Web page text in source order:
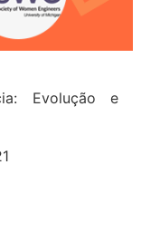
Evolução e